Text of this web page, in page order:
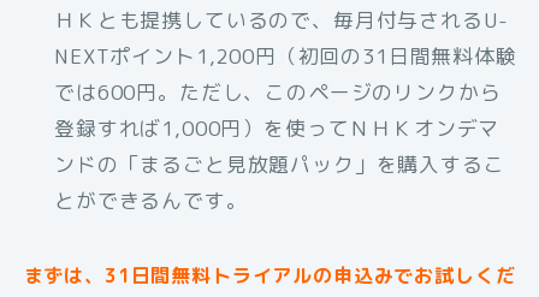
ＨＫとも提携しているので、毎月付与されるU-
NEXTポイント1,200円（初回の31日間無料体験
では600円。ただし、このページのリンクから
登録すれば1,000円）を使ってＮＨＫオンデマ
ンドの「まるごと見放題パック」を購入するこ
とができるんです。
まずは、31日間無料トライアルの申込みでお試しくだ